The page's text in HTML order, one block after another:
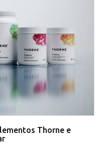
Thorne e